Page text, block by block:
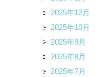
2025年12月
2025年10月
2025年9月
2025年8月
2025年7月